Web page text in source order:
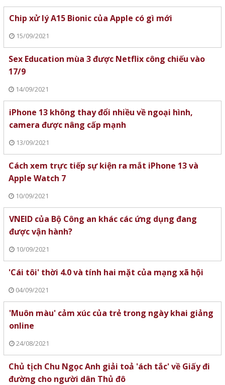
Chip xử lý A15 Bionic của Apple có gì mới
15/09/2021
Sex Education mùa 3 được Netflix công chiếu vào
17/9
14/09/2021
iPhone 13 không thay đổi nhiều về ngoại hình,
camera được nâng cấp mạnh
13/09/2021
Cách xem trực tiếp sự kiện ra mắt iPhone 13 và
Apple Watch 7
10/09/2021
VNEID của Bộ Công an khác các ứng dụng đang
được vận hành?
10/09/2021
'Cái tôi' thời 4.0 và tính hai mặt của mạng xã hội
04/09/2021
'Muôn màu' cảm xúc của trẻ trong ngày khai giảng
online
24/08/2021
Chủ tịch Chu Ngọc Anh giải toả 'ách tắc' về Giấy đi
đường cho người dân Thủ đô